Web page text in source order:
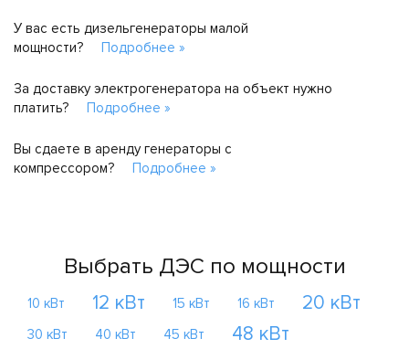
У вас есть дизельгенераторы малой
мощности?
Подробнее »
За доставку электрогенератора на объект нужно
платить?
Подробнее »
Вы сдаете в аренду генераторы с
компрессором?
Подробнее »
Выбрать ДЭС по мощности
10 кВт 12 кВт 15 кВт 16 кВт 20 кВт
30 кВт 40 кВт 45 кВт 48 кВт